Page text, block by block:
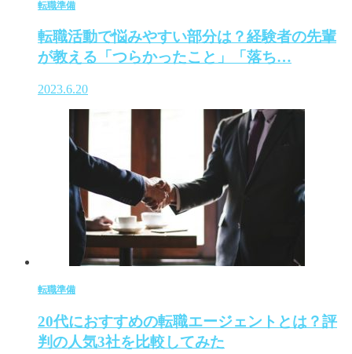
転職準備
転職活動で悩みやすい部分は？経験者の先輩
が教える「つらかったこと」「落ち…
2023.6.20
転職準備
20代におすすめの転職エージェントとは？評
判の人気3社を比較してみた